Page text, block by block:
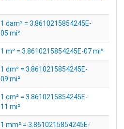
1 dam² = 3.8610215854245E-
05 mi²
1 m² = 3.8610215854245E-07 mi²
1 dm² = 3.8610215854245E-
09 mi²
1 cm² = 3.8610215854245E-
11 mi²
1 mm² = 3.8610215854245E-